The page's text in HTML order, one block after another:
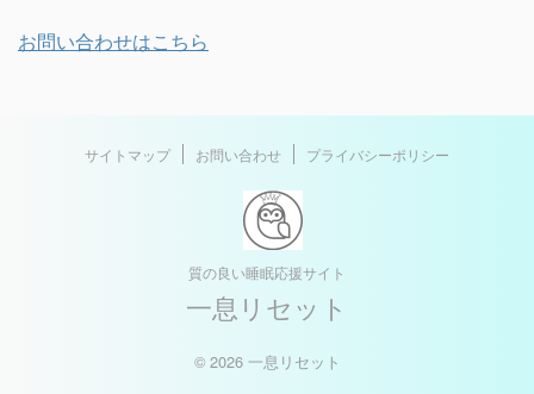
お問い合わせはこちら
サイトマップ お問い合わせ プライバシーポリシー
質の良い睡眠応援サイト
一息リセット
© 2026 一息リセット